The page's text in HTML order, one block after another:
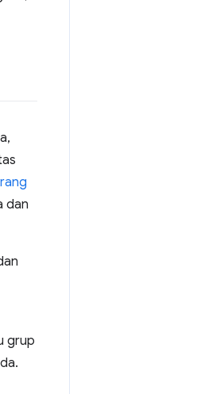
dan
grup